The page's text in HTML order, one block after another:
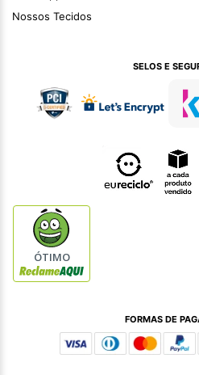
Nossos Tecidos
SELOS E
ÓTIMO
FORMAS DE